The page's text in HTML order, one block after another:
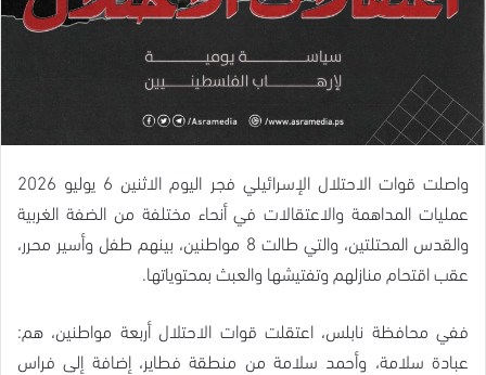
واصلت قوات الاحتلال الإسرائيلي فجر اليوم الاثنين 6 يوليو 2026
عمليات المداهمة والاعتقالات في أنحاء مختلفة من الضفة الغربية
والقدس المحتلتين، والتي طالت 8 مواطنين، بينهم طفل وأسير محرر،
عقب اقتحام منازلهم وتفتيشها والعبث بمحتوياتها.
ففي محافظة نابلس، اعتقلت قوات الاحتلال أربعة مواطنين، هم:
عبادة سلامة، وأحمد سلامة من منطقة فطاير، إضافة إلى فراس